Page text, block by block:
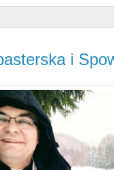
i